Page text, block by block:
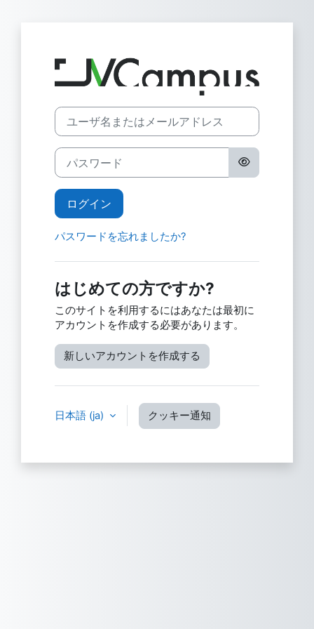
JV-Campus に
新しいアカウント作成にスキップする
ユーザ名またはメールアドレス
パスワード
ログイン
パスワードを忘れましたか?
はじめての方ですか?
このサイトを利用するにはあなたは最初に
アカウントを作成する必要があります。
新しいアカウントを作成する
日本語 ‎(ja)‎ クッキー通知